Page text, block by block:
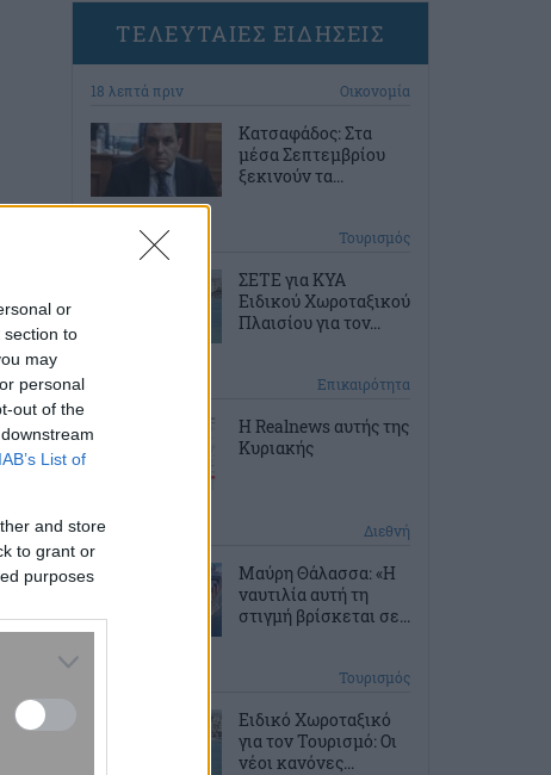
or
section to
may
personal
out of the
IAB’s List of
and store
to grant or
purposes
ΤΕΛΕΥΤΑΙΕΣ ΕΙΔΗΣΕΙΣ
18 λεπτά πριν Οικονομία
Κατσαφάδος: Στα
μέσα Σεπτεμβρίου
ξεκινούν τα...
49 λεπτά πριν Τουρισμός
ΣΕΤΕ για ΚΥΑ
Ειδικού Χωροταξικού
Πλαισίου για τον...
Επικαιρότητα
Η Realnews αυτής της
Κυριακής
2 ώρες πριν Διεθνή
Μαύρη Θάλασσα: «Η
ναυτιλία αυτή τη
στιγμή βρίσκεται σε...
Τουρισμός
Ειδικό Χωροταξικό
για τον Τουρισμό: Οι
νέοι κανόνες...